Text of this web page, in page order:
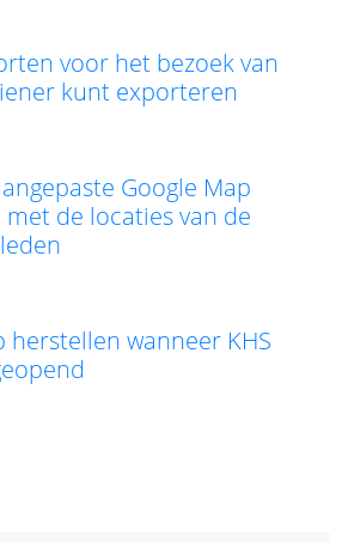
voor het bezoek van
kunt exporteren
Google Map
de locaties van de
herstellen wanneer KHS